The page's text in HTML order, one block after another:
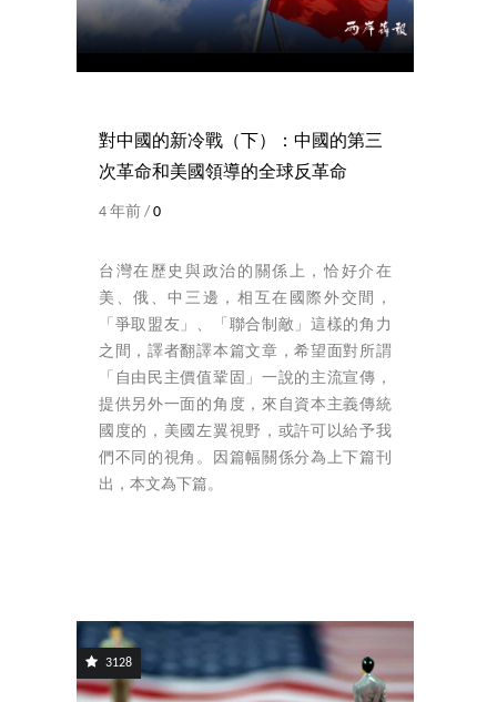
對中國的新冷戰（下）：中國的第三
次革命和美國領導的全球反革命
4 年前 /0
台灣在歷史與政治的關係上，恰好介在
美、俄、中三邊，相互在國際外交間，
「爭取盟友」、「聯合制敵」這樣的角力
之間，譯者翻譯本篇文章，希望面對所謂
「自由民主價值鞏固」一說的主流宣傳，
提供另外一面的角度，來自資本主義傳統
國度的，美國左翼視野，或許可以給予我
們不同的視角。因篇幅關係分為上下篇刊
出，本文為下篇。
3128